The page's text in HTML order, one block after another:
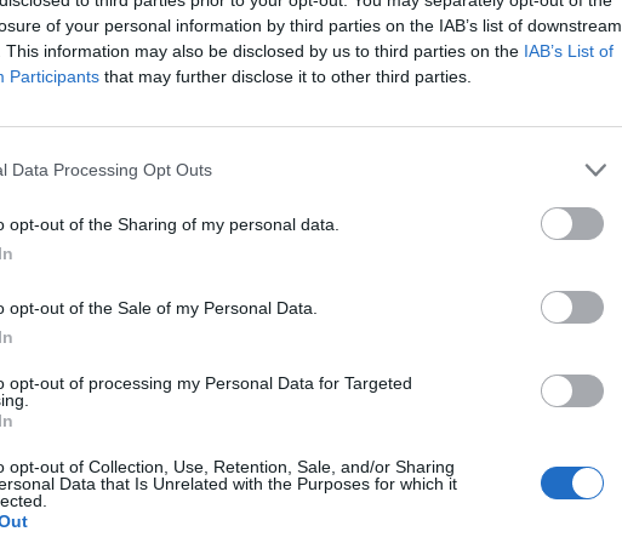
of your personal information by third parties on the IAB’s list of downstream
This information may also be disclosed by us to third parties on the IAB’s List of
Participants that may further disclose it to other third parties.
Data Processing Opt Outs
opt-out of the Sharing of my personal data.
opt-out of the Sale of my Personal Data.
opt-out of processing my Personal Data for Targeted
opt-out of Collection, Use, Retention, Sale, and/or Sharing
Data that Is Unrelated with the Purposes for which it
ma być zorganizowana w stylu amerykańskim, a o samym fakcie otwarcia
Burneika poinformował w charakterystyczny dla siebie sposób,
sprzęty w czym pomogli zaprzyjaźnieni kulturyści. Wg Robert Burnejki
być otwarta za kilka tygodni.